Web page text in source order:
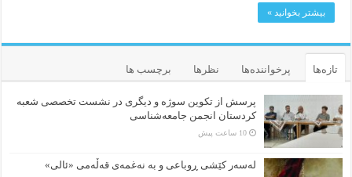
بیشتر بخوانید »
تازه‌ها پرخواننده‌ها نظرها برچسب ها
پرسش از تکوین سوژه و دیگری در نشست تخصصی شعبه
کردستان انجمن جامعه‌شناسی
10 ساعت پیش
لەسەر کێشی ڕوباعی و به نەغمەی قەڵەمی «ئالی»